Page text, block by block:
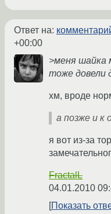
Ответ на:
+00:00
>меня шайка
тоже довели
хм, вроде
а позже и к
я вот из-за
FractalL
04.01.2010
Показать